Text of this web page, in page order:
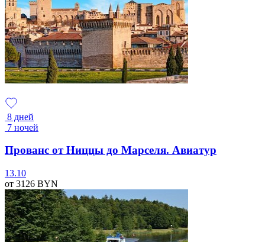
8 дней
7 ночей
Прованс от Ниццы до Марселя. Авиатур
13.10
от 3126 BYN